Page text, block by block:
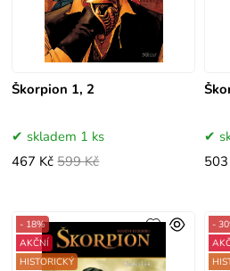
Škorpion 1, 2
skladem 1 ks
467 Kč 599 Kč
- 18%
AKČNÍ
HISTORICKÝ
-